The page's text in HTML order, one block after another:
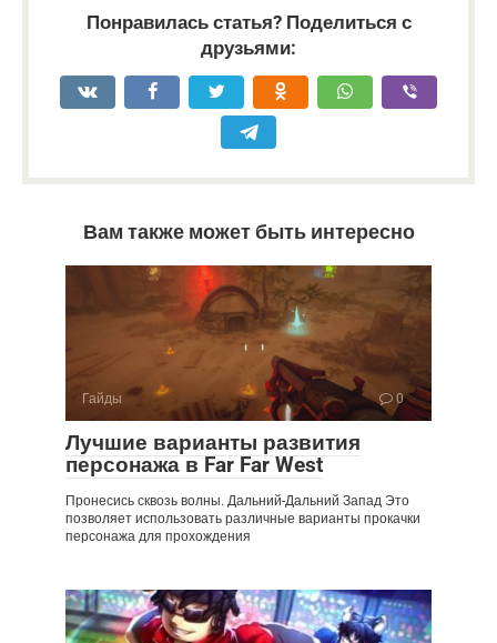
Понравилась статья? Поделиться с
друзьями:
Вам также может быть интересно
Гайды 0
Лучшие варианты развития
персонажа в Far Far West
Пронесись сквозь волны. Дальний-Дальний Запад Это
позволяет использовать различные варианты прокачки
персонажа для прохождения